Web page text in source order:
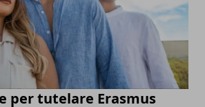
per tutelare Erasmus